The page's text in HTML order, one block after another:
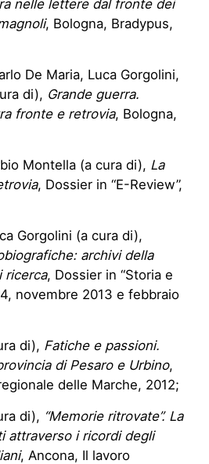
nelle lettere dal fronte dei
, Bologna, Bradypus,
De Maria, Luca Gorgolini,
di), Grande guerra.
fronte e retrovia, Bologna,
Montella (a cura di), La
, Dossier in “E-Review”,
Gorgolini (a cura di),
archivi della
ricerca, Dossier in “Storia e
novembre 2013 e febbraio
di), Fatiche e passioni.
di Pesaro e Urbino,
delle Marche, 2012;
di), “Memorie ritrovate”. La
attraverso i ricordi degli
, Ancona, Il lavoro